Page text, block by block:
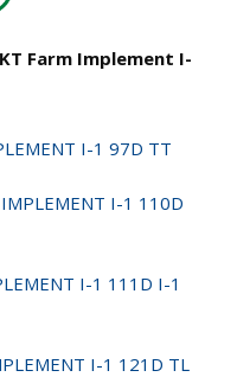
Farm Implement I-
I-1 97D TT
I-1 110D
I-1 111D I-1
I-1 121D TL